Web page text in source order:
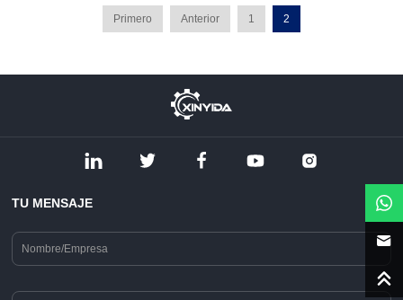
Primero Anterior 1 2
TU MENSAJE